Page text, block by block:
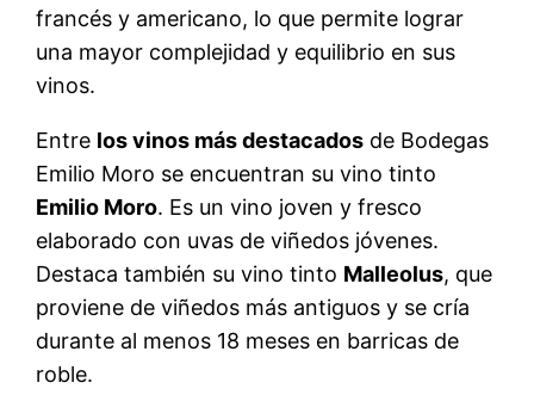
francés y americano, lo que permite lograr
una mayor complejidad y equilibrio en sus
vinos.
Entre los vinos más destacados de Bodegas
Emilio Moro se encuentran su vino tinto
Emilio Moro. Es un vino joven y fresco
elaborado con uvas de viñedos jóvenes.
Destaca también su vino tinto Malleolus, que
proviene de viñedos más antiguos y se cría
durante al menos 18 meses en barricas de
roble.